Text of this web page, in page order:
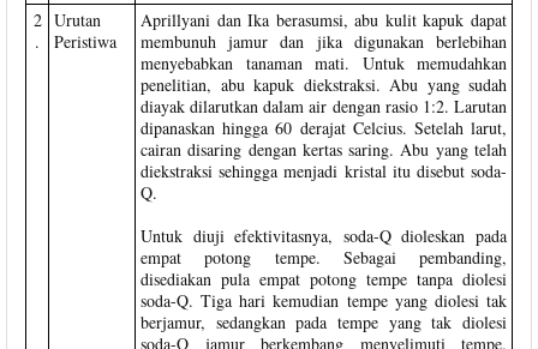
2
.
Urutan
Peristiwa
Aprillyani dan Ika berasumsi, abu kulit kapuk dapat
membunuh jamur dan jika digunakan berlebihan
menyebabkan tanaman mati. Untuk memudahkan
penelitian, abu kapuk diekstraksi. Abu yang sudah
diayak dilarutkan dalam air dengan rasio 1:2. Larutan
dipanaskan hingga 60 derajat Celcius. Setelah larut,
cairan disaring dengan kertas saring. Abu yang telah
diekstraksi sehingga menjadi kristal itu disebut soda-
Q.
Untuk diuji efektivitasnya, soda-Q dioleskan pada
empat potong tempe. Sebagai pembanding,
disediakan pula empat potong tempe tanpa diolesi
soda-Q. Tiga hari kemudian tempe yang diolesi tak
berjamur, sedangkan pada tempe yang tak diolesi
soda-Q jamur berkembang menyelimuti tempe.